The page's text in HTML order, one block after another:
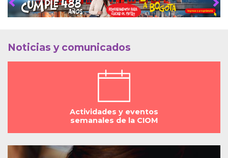
Anterior
Noticias y comunicados
Actividades y eventos
semanales de la CIOM